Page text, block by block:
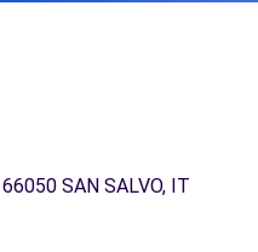
SAN SALVO, IT